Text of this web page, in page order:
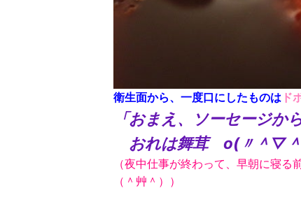
衛生面から、一度口にしたものは ド
「おまえ、ソーセージか
おれは舞茸 o(〃＾▽＾
（夜中仕事が終わって、早朝に寝
（＾艸＾））